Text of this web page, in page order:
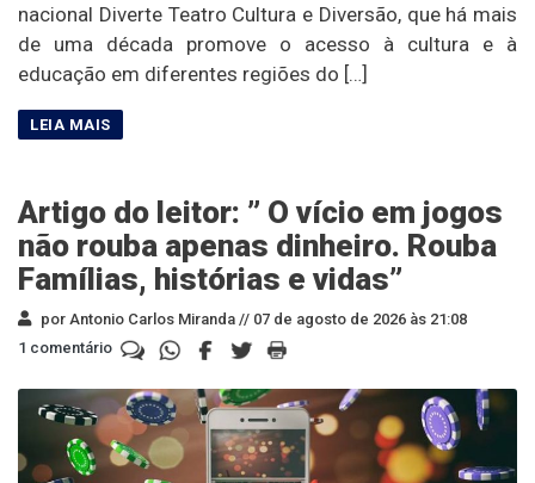
nacional Diverte Teatro Cultura e Diversão, que há mais
de uma década promove o acesso à cultura e à
educação em diferentes regiões do […]
Artigo do leitor: ” O vício em jogos
não rouba apenas dinheiro. Rouba
Famílias, histórias e vidas”
por Antonio Carlos Miranda // 07 de agosto de 2026 às 21:08
1 comentário